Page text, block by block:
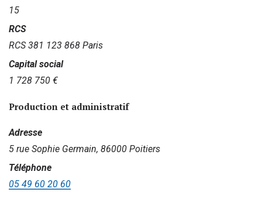
15
RCS
RCS 381 123 868 Paris
Capital social
1 728 750 €
Production et administratif
Adresse
5 rue Sophie Germain, 86000 Poitiers
Téléphone
05 49 60 20 60